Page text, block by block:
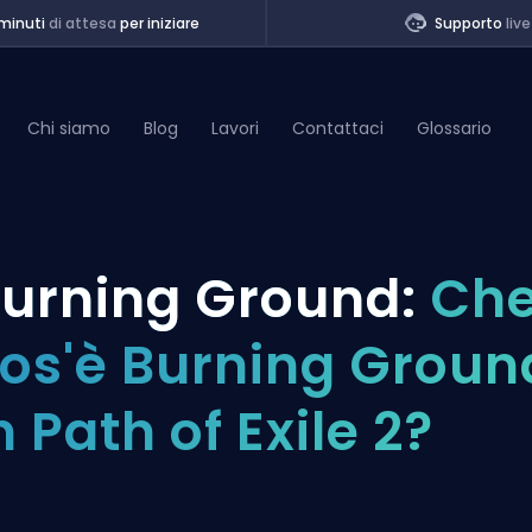
di attesa per iniziare Supporto live
Chi siamo Blog Lavori Contattaci Glossario
Ground:
Burning
Path of Exile 2?